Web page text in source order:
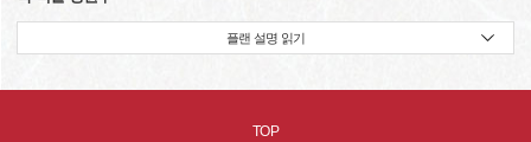
플랜 설명 읽기
TOP